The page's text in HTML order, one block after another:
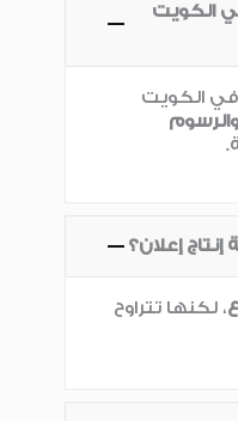
الكويت
الكويت
، لكنها تتراوح